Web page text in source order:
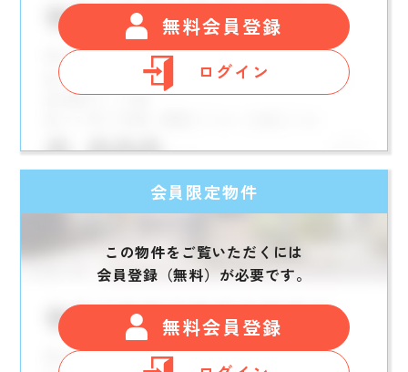
無料会員登録
ログイン
会員限定物件
この物件をご覧いただくには
会員登録（無料）が必要です。
無料会員登録